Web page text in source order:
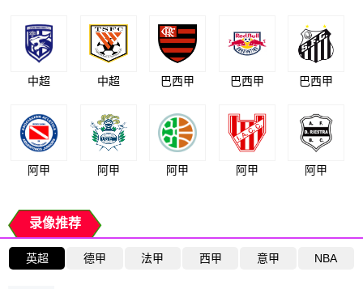
中超 中超 巴西甲 巴西甲 巴西甲
阿甲 阿甲 阿甲 阿甲 阿甲
录像推荐
英超 德甲 法甲 西甲 意甲 NBA